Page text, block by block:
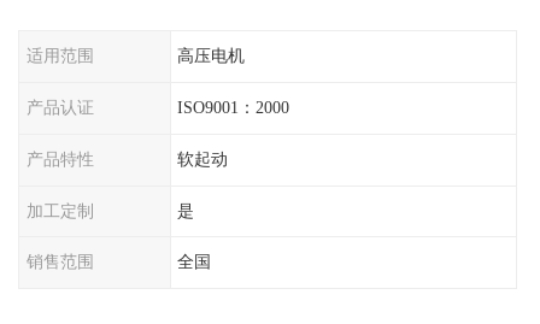
适用范围 高压电机
产品认证 ISO9001：2000
产品特性 软起动
加工定制 是
销售范围 全国